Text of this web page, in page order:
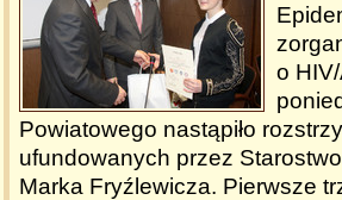
o
Powiatowego nastąpiło
ufundowanych przez
Marka Fryźlewicza. Pierwsze